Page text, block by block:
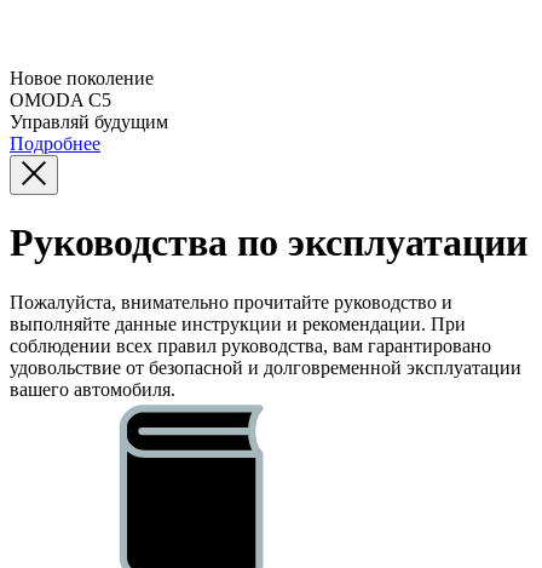
Новое поколение
OMODA C5
Управляй будущим
Подробнее
Руководства по эксплуатации
Пожалуйста, внимательно прочитайте руководство и
выполняйте данные инструкции и рекомендации. При
соблюдении всех правил руководства, вам гарантировано
удовольствие от безопасной и долговременной эксплуатации
вашего автомобиля.